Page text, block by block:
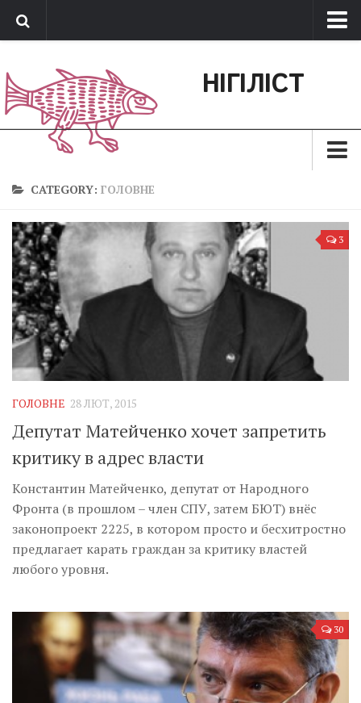
Обратная связь
Поддержать сайт
НІГІЛІСТ
Зараз
Позиція
Дії
Belles lettres
Агітатор
Музика революції
Inter/antinational
CATEGORY: ГОЛОВНЕ
3
ГОЛОВНЕ 28 ЛЮТ, 2015
Депутат Матейченко хочет запретить
критику в адрес власти
Константин Матейченко, депутат от Народного
Фронта (в прошлом – член СПУ, затем БЮТ) внёс
законопроект 2225, в котором просто и бесхитростно
предлагает карать граждан за критику властей
любого уровня.
30